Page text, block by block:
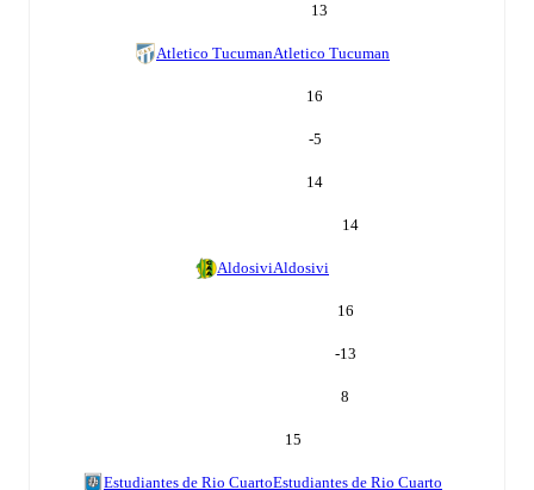
13
Atletico TucumanAtletico Tucuman
16
-5
14
14
AldosiviAldosivi
16
-13
8
15
Estudiantes de Rio CuartoEstudiantes de Rio Cuarto